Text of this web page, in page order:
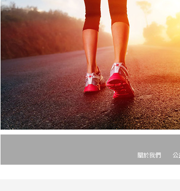
關於我們 公